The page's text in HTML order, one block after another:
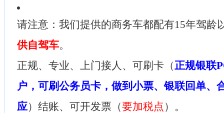
请注意：我们提供的商务车都配有15年驾龄
供自驾车。
正规、专业、上门接人、可刷卡（正规银联
户，可刷公务员卡，做到小票、银联回单、
应）结账、可开发票（要加税点 ）。